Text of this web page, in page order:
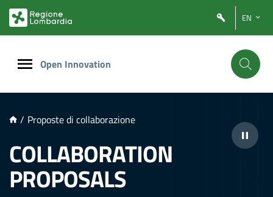
PRINCIPALE
EN
Open Innovation
/ Proposte di collaborazione
COLLABORATION
PROPOSALS